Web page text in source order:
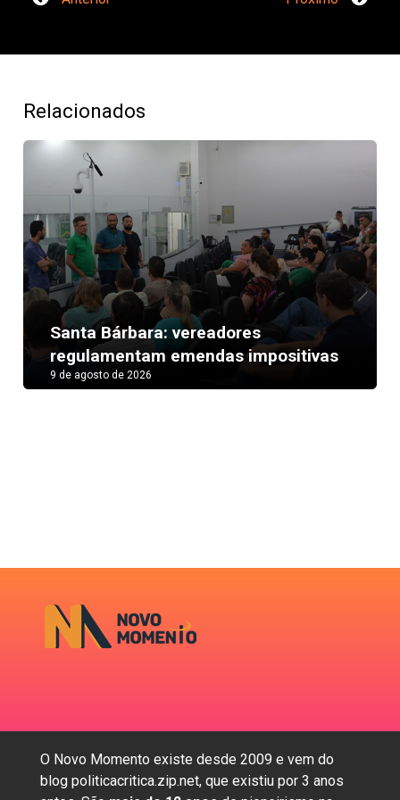
Relacionados
Santa Bárbara: vereadores
regulamentam emendas impositivas
9 de agosto de 2026
O Novo Momento existe desde 2009 e vem do
blog politicacritica.zip.net, que existiu por 3 anos